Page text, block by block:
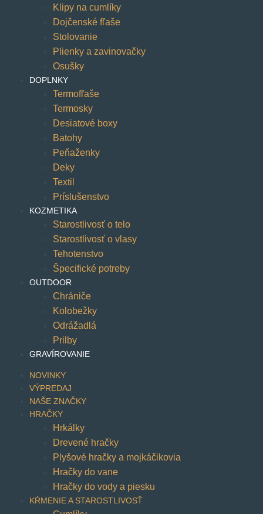
Klipy na cumlíky
Dojčenské fľaše
Stolovanie
Plienky a zavinovačky
Osušky
DOPLNKY
Termofľaše
Termosky
Desiatové boxy
Batohy
Peňaženky
Deky
Textil
Príslušenstvo
KOZMETIKA
Starostlivosť o telo
Starostlivosť o vlasy
Tehotenstvo
Špecifické potreby
OUTDOOR
Chrániče
Kolobežky
Odrážadlá
Prilby
GRAVÍROVANIE
NOVINKY
VÝPREDAJ
NAŠE ZNAČKY
HRAČKY
Hrkálky
Drevené hračky
Plyšové hračky a mojkáčikovia
Hračky do vane
Hračky do vody a piesku
KŔMENIE A STAROSTLIVOSŤ